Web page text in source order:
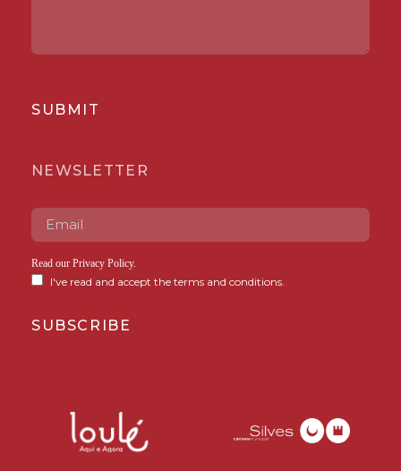
SUBMIT
NEWSLETTER
Read our Privacy Policy.
I've read and accept the terms and conditions.